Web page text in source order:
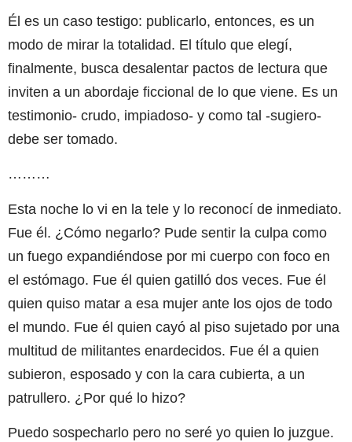
Él es un caso testigo: publicarlo, entonces, es un
modo de mirar la totalidad. El título que elegí,
finalmente, busca desalentar pactos de lectura que
inviten a un abordaje ficcional de lo que viene. Es un
testimonio- crudo, impiadoso- y como tal -sugiero-
debe ser tomado.
………
Esta noche lo vi en la tele y lo reconocí de inmediato.
Fue él. ¿Cómo negarlo? Pude sentir la culpa como
un fuego expandiéndose por mi cuerpo con foco en
el estómago. Fue él quien gatilló dos veces. Fue él
quien quiso matar a esa mujer ante los ojos de todo
el mundo. Fue él quien cayó al piso sujetado por una
multitud de militantes enardecidos. Fue él a quien
subieron, esposado y con la cara cubierta, a un
patrullero. ¿Por qué lo hizo?
Puedo sospecharlo pero no seré yo quien lo juzgue.